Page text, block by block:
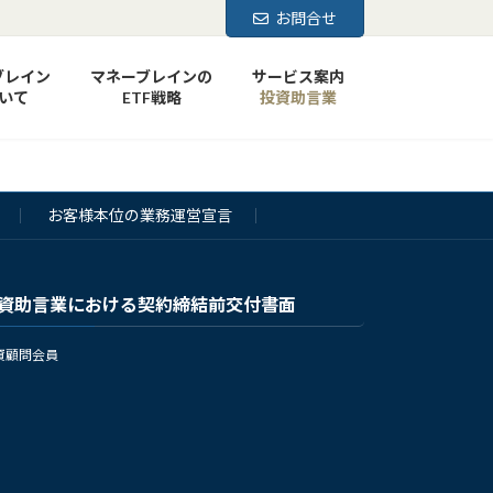
お問合せ
レイン
て
マネーブレインの
ETF戦略
サービス案内
投資助言業
お客様本位の業務運営宣言
助言業における契約締結前交付書面
顧問会員